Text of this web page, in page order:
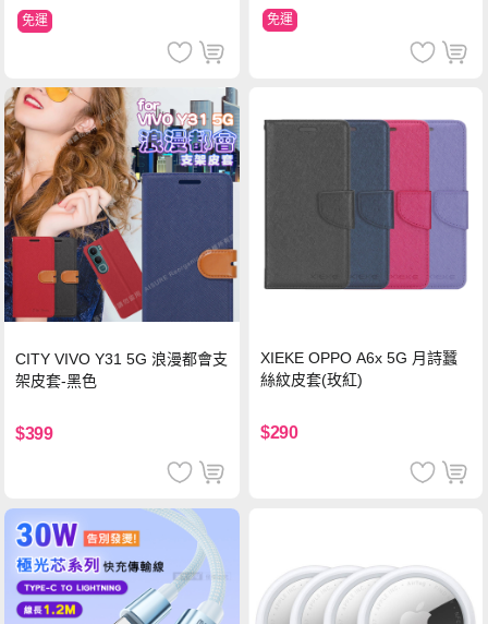
免運 免運
CITY VIVO Y31 5G 浪漫都會支
架皮套-黑色
$399
XIEKE OPPO A6x 5G 月詩蠶
絲紋皮套(玫紅)
$290